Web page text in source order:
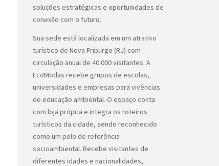
soluções estratégicas e oportunidades de
conexão com o futuro.
Sua sede está localizada em um atrativo
turístico de Nova Friburgo (RJ) com
circulação anual de 40.000 visitantes. A
EcoModas recebe grupos de escolas,
universidades e empresas para vivências
de educação ambiental. O espaço conta
com loja própria e integra os roteiros
turísticos da cidade, sendo reconhecido
como um polo de referência
socioambiental. Recebe visitantes de
diferentes idades e nacionalidades,